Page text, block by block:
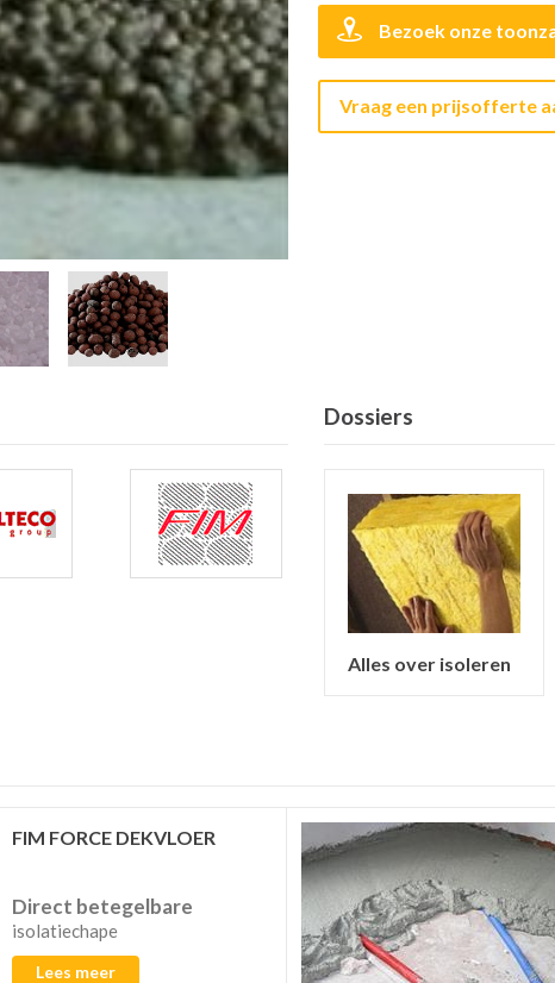
Bezoek onze
Vraag een prijsofferte
Dossiers
Alles over isoleren
FIM FORCE DEKVLOER
Direct betegelbare
isolatiechape
Lees meer